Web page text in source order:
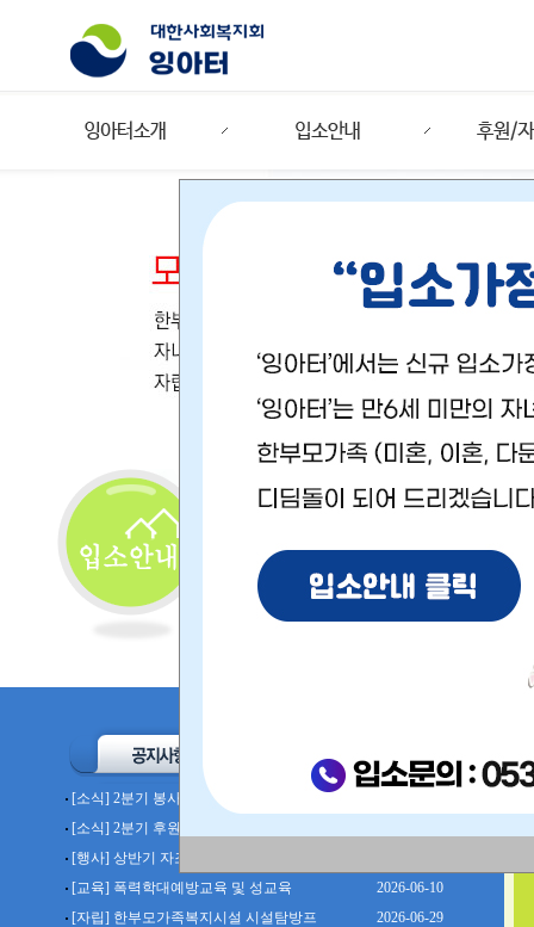
[소식] 2분기 봉사 및 후원품
[소식] 2분기 후원자 감사편지
[행사] 상반기 자조모임
[교육] 폭력학대예방교육 및 성교육
2026-06-10
[자립] 한부모가족복지시설 시설탐방프
2026-06-29